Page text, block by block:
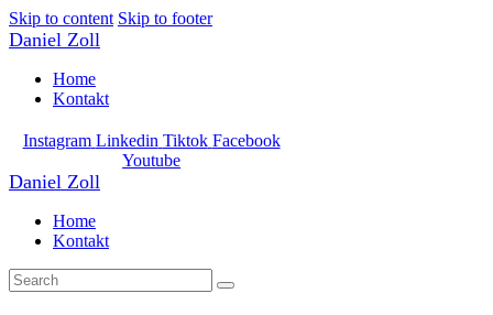
Skip to content Skip to footer
Daniel Zoll
Home
Kontakt
Instagram Linkedin Tiktok Facebook
Youtube
Daniel Zoll
Home
Kontakt